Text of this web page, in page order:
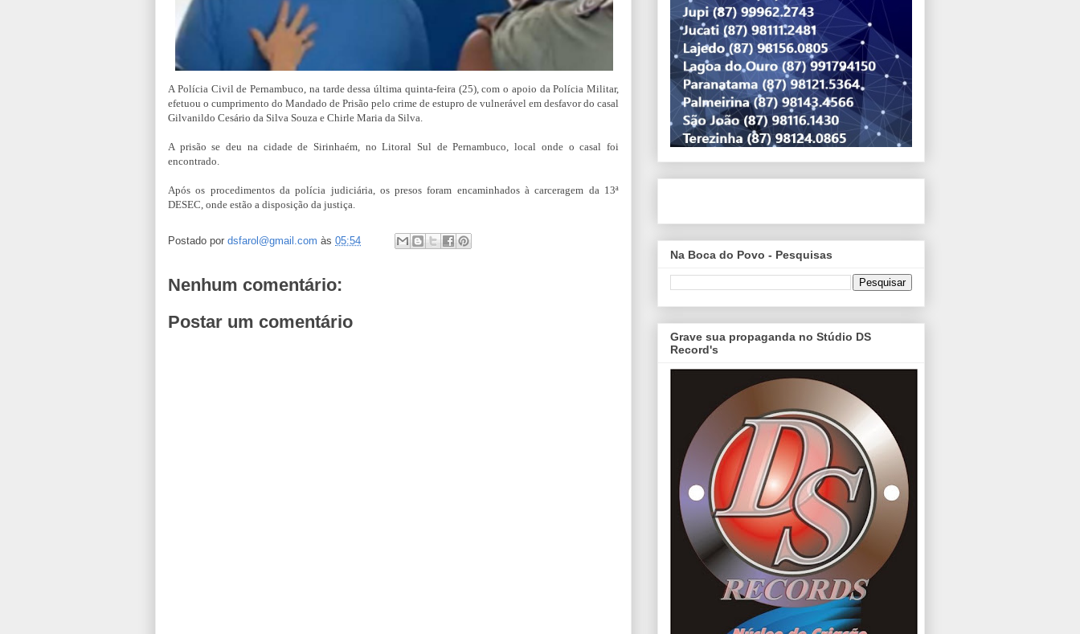
A Polícia Civil de Pernambuco, na tarde dessa última quinta-feira (25), com o apoio da Polícia Militar,
efetuou o cumprimento do Mandado de Prisão pelo crime de estupro de vulnerável em desfavor do casal
Gilvanildo Cesário da Silva Souza e Chirle Maria da Silva.
A prisão se deu na cidade de Sirinhaém, no Litoral Sul de Pernambuco, local onde o casal foi
encontrado.
Após os procedimentos da polícia judiciária, os presos foram encaminhados à carceragem da 13ª
DESEC, onde estão a disposição da justiça.
Postado por dsfarol@gmail.com às 05:54
Nenhum comentário:
Postar um comentário
Na Boca do Povo - Pesquisas
Grave sua propaganda no Stúdio DS
Record's